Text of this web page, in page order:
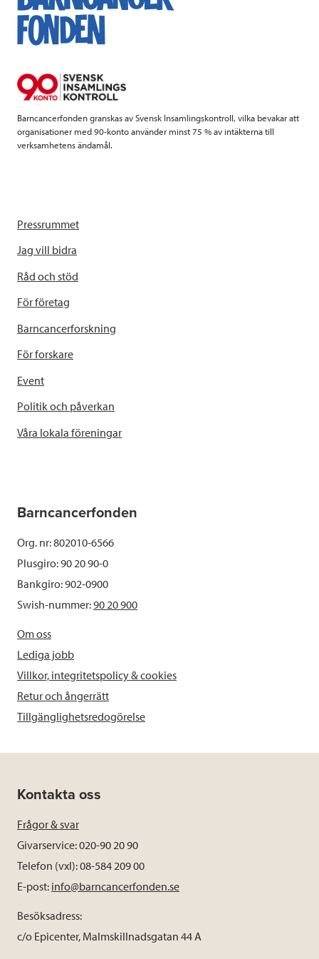
b
k
t
e
Barncancerfonden granskas av Svensk Insamlingskontroll, vilka bevakar att
organisationer med 90-konto använder minst 75 % av intäkterna till
verksamhetens ändamål.
Pressrummet
Jag vill bidra
Råd och stöd
För företag
Barncancerforskning
För forskare
Event
Politik och påverkan
Våra lokala föreningar
Barncancerfonden
Org. nr: 802010-6566
Plusgiro: 90 20 90-0
Bankgiro: 902-0900
Swish-nummer:90 20 900
Om oss
Lediga jobb
Villkor, integritetspolicy & cookies
Retur och ångerrätt
Tillgänglighetsredogörelse
Kontakta oss
Frågor & svar
Givarservice: 020-90 20 90
Telefon (vxl): 08-584 209 00
E-post: info@barncancerfonden.se
Besöksadress:
c/o Epicenter, Malmskillnadsgatan 44 A